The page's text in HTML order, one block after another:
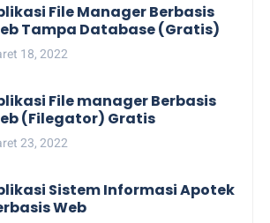
File Manager Berbasis
Tampa Database (Gratis)
18, 2022
File manager Berbasis
(Filegator) Gratis
23, 2022
Sistem Informasi Apotek
Web